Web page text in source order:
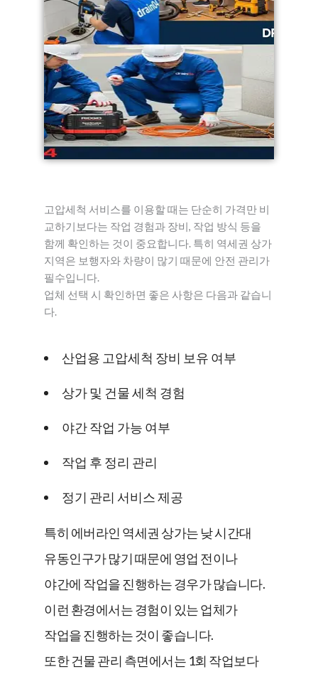
고압세척 서비스를 이용할 때는 단순히 가격만 비
교하기보다는 작업 경험과 장비, 작업 방식 등을
함께 확인하는 것이 중요합니다. 특히 역세권 상가
지역은 보행자와 차량이 많기 때문에 안전 관리가
필수입니다.
업체 선택 시 확인하면 좋은 사항은 다음과 같습니
다.
산업용 고압세척 장비 보유 여부
상가 및 건물 세척 경험
야간 작업 가능 여부
작업 후 정리 관리
정기 관리 서비스 제공
특히 에버라인 역세권 상가는 낮 시간대
유동인구가 많기 때문에 영업 전이나
야간에 작업을 진행하는 경우가 많습니다.
이런 환경에서는 경험이 있는 업체가
작업을 진행하는 것이 좋습니다.
또한 건물 관리 측면에서는 1회 작업보다